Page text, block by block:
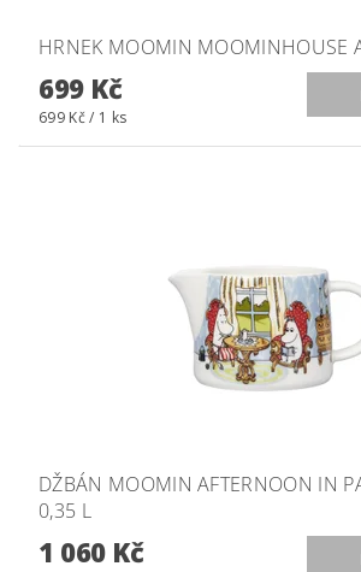
HRNEK MOOMIN MOOMINHOUSE
699 Kč
699 Kč / 1 ks
DŽBÁN MOOMIN AFTERNOON IN
0,35 L
1 060 Kč